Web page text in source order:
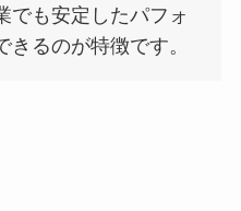
でも安定したパフォ
きるのが特徴です。